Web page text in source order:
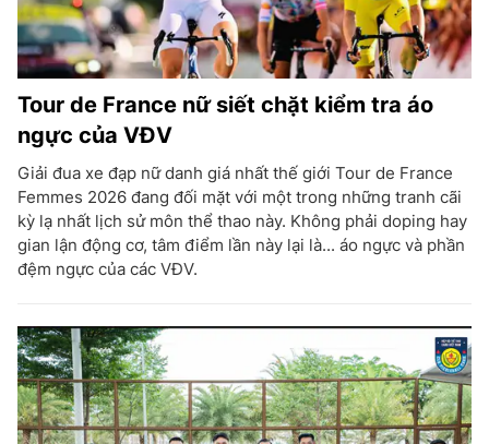
Tour de France nữ siết chặt kiểm tra áo
ngực của VĐV
Giải đua xe đạp nữ danh giá nhất thế giới Tour de France
Femmes 2026 đang đối mặt với một trong những tranh cãi
kỳ lạ nhất lịch sử môn thể thao này. Không phải doping hay
gian lận động cơ, tâm điểm lần này lại là... áo ngực và phần
đệm ngực của các VĐV.